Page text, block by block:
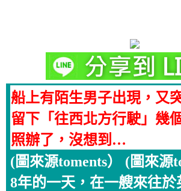
船上有陌生男子出現，又
留下「往西北方行駛」幾
照辦了，沒想到…
(圖來源toments） (圖來源
8年的一天，在一艘來往於